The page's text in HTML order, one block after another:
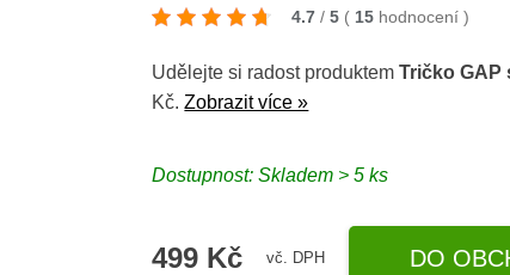
4.7 / 5 ( 15 hodnocení)
Udělejte si radost produktemTričko GAP
Kč.Zobrazit více »
Dostupnost: Skladem > 5 ks
499 Kč vč. DPH DO